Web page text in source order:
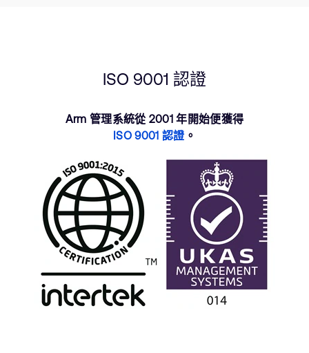
ISO 9001 認證
Arm 管理系統從 2001 年開始便獲得
ISO 9001 認證。